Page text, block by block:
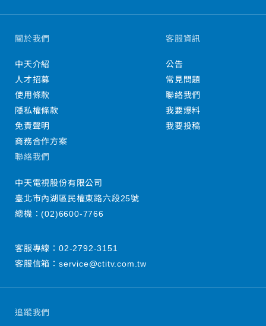
追蹤我們
關於我們
中天介紹
人才招募
使用條款
隱私權條款
免責聲明
商務合作方案
客服資訊
公告
常見問題
聯絡我們
我要爆料
我要投稿
聯絡我們
中天電視股份有限公司
臺北市內湖區民權東路六段25號
總機：(02)6600-7766
客服專線： 02-2792-3151
客服信箱： service@ctitv.com.tw